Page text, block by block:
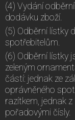
(4) Vydání
dodávku zboží.
(5) Odběrní lístky
spotřebitelům.
(6) Odběrní lístky
zeleným
částí: jednak ze
oprávněného
razítkem, jednak
pořadovými čísly.